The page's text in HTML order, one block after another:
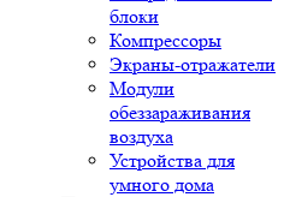
блоки
Компрессоры
Экраны-отражатели
Модули
обеззараживания
воздуха
Устройства для
умного дома